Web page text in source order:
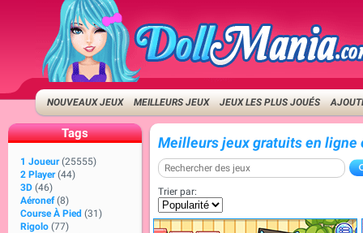
NOUVEAUX JEUX MEILLEURS JEUX JEUX LES PLUS JOUÉS
Tags
1 Joueur (25555)
2 Player (44)
3D (46)
Aéronef (8)
Course À Pied (31)
Rigolo (77)
Meilleurs jeux gratuits en ligne
Trier par: